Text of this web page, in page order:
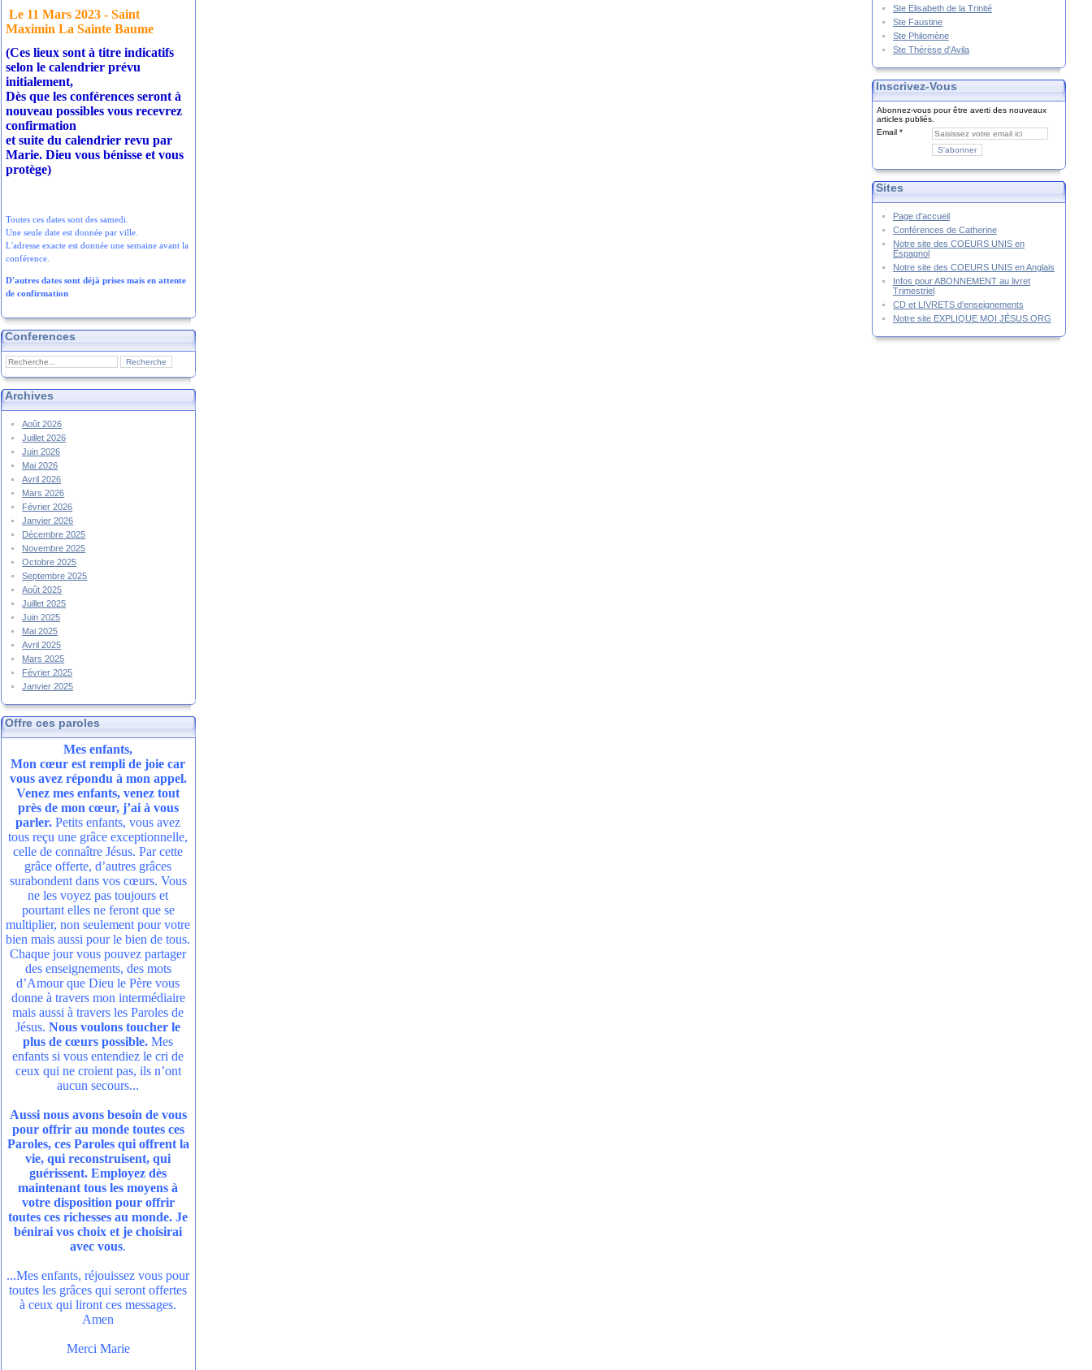
Le 11 Mars 2023 - Saint
Maximin La Sainte Baume
(Ces lieux sont à titre indicatifs
selon le calendrier prévu
initialement,
Dès que les conférences seront à
nouveau possibles vous recevrez
confirmation
et suite du calendrier revu par
Marie. Dieu vous bénisse et vous
protège)
Toutes ces dates sont des samedi.
Une seule date est donnée par ville.
L'adresse exacte est donnée une semaine avant la
conférence.
D'autres dates sont déjà prises mais en attente
de confirmation
Conferences
Archives
Août 2026
Juillet 2026
Juin 2026
Mai 2026
Avril 2026
Mars 2026
Février 2026
Janvier 2026
Décembre 2025
Novembre 2025
Octobre 2025
Septembre 2025
Août 2025
Juillet 2025
Juin 2025
Mai 2025
Avril 2025
Mars 2025
Février 2025
Janvier 2025
Offre ces paroles
Mes enfants,
Mon cœur est rempli de joie car
vous avez répondu à mon appel.
Venez mes enfants, venez tout
près de mon cœur, j’ai à vous
parler. Petits enfants, vous avez
tous reçu une grâce exceptionnelle,
celle de connaître Jésus. Par cette
grâce offerte, d’autres grâces
surabondent dans vos cœurs. Vous
ne les voyez pas toujours et
pourtant elles ne feront que se
multiplier, non seulement pour votre
bien mais aussi pour le bien de tous.
Chaque jour vous pouvez partager
des enseignements, des mots
d’Amour que Dieu le Père vous
donne à travers mon intermédiaire
mais aussi à travers les Paroles de
Jésus.Nous voulons toucher le
plus de cœurs possible. Mes
enfants si vous entendiez le cri de
ceux qui ne croient pas, ils n’ont
aucun secours...
Aussi nous avons besoin de vous
pour offrir au monde toutes ces
Paroles, ces Paroles qui offrent la
vie, qui reconstruisent, qui
guérissent. Employez dès
maintenant tous les moyens à
votre disposition pour offrir
toutes ces richesses au monde. Je
bénirai vos choix et je choisirai
avec vous.
...Mes enfants, réjouissez vous pour
toutes les grâces qui seront offertes
à ceux qui liront ces messages.
Amen
Merci Marie
Ste Elisabeth de la Trinité
Ste Faustine
Ste Philomène
Ste Thérèse d'Avila
Inscrivez-Vous
Abonnez-vous pour être averti des nouveaux
articles publiés.
Email
Sites
Page d'accueil
Conférences de Catherine
Notre site des COEURS UNIS en
Espagnol
Notre site des COEURS UNIS en Anglais
Infos pour ABONNEMENT au livret
Trimestriel
CD et LIVRETS d'enseignements
Notre site EXPLIQUE MOI JÉSUS.ORG